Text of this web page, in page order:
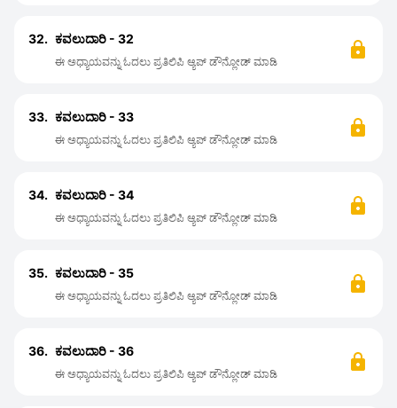
32. ಕವಲುದಾರಿ - 32
ಈ ಅಧ್ಯಾಯವನ್ನು ಓದಲು ಪ್ರತಿಲಿಪಿ ಆ್ಯಪ್ ಡೌನ್ಲೋಡ್ ಮಾಡಿ
33. ಕವಲುದಾರಿ - 33
ಈ ಅಧ್ಯಾಯವನ್ನು ಓದಲು ಪ್ರತಿಲಿಪಿ ಆ್ಯಪ್ ಡೌನ್ಲೋಡ್ ಮಾಡಿ
34. ಕವಲುದಾರಿ - 34
ಈ ಅಧ್ಯಾಯವನ್ನು ಓದಲು ಪ್ರತಿಲಿಪಿ ಆ್ಯಪ್ ಡೌನ್ಲೋಡ್ ಮಾಡಿ
35. ಕವಲುದಾರಿ - 35
ಈ ಅಧ್ಯಾಯವನ್ನು ಓದಲು ಪ್ರತಿಲಿಪಿ ಆ್ಯಪ್ ಡೌನ್ಲೋಡ್ ಮಾಡಿ
36. ಕವಲುದಾರಿ - 36
ಈ ಅಧ್ಯಾಯವನ್ನು ಓದಲು ಪ್ರತಿಲಿಪಿ ಆ್ಯಪ್ ಡೌನ್ಲೋಡ್ ಮಾಡಿ